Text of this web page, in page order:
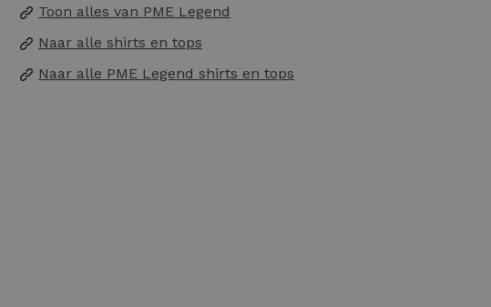
Toon alles van PME Legend
Naar alle shirts en tops
Naar alle PME Legend shirts en tops